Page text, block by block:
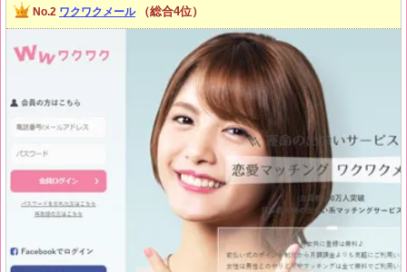
No.2 ワクワクメール （総合4位）